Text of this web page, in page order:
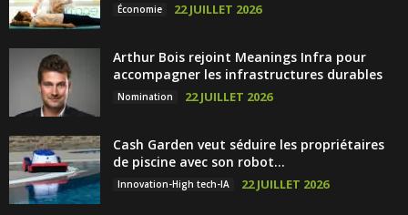
Économie 22 JUILLET 2026
Arthur Bois rejoint Meanings Infra pour
accompagner les infrastructures durables
Nomination 22 JUILLET 2026
Cash Garden veut séduire les propriétaires
de piscine avec son robot...
Innovation-High tech-IA 22 JUILLET 2026